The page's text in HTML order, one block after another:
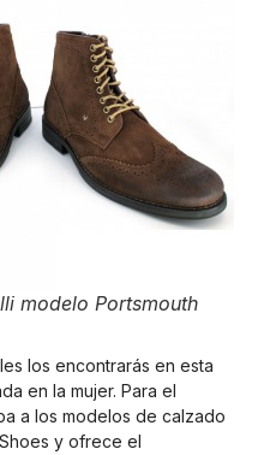
modelo Portsmouth
los encontrarás en esta
en la mujer. Para el
a los modelos de calzado
y ofrece el